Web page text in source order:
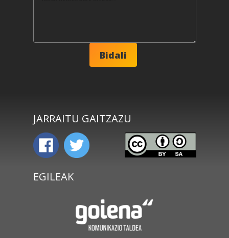
JARRAITU GAITZAZU
EGILEAK